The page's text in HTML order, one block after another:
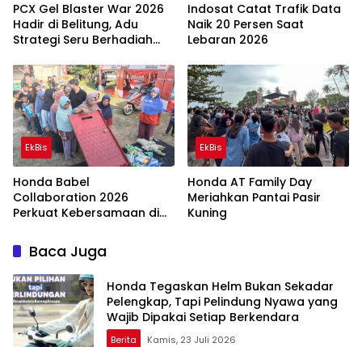
PCX Gel Blaster War 2026
Hadir di Belitung, Adu
Strategi Seru Berhadiah
Indosat Catat Trafik Data
Naik 20 Persen Saat
Lebaran 2026
EkBis
Honda Babel
Collaboration 2026
Perkuat Kebersamaan di
EkBis
Honda AT Family Day
Meriahkan Pantai Pasir
Kuning
Baca Juga
Honda Tegaskan Helm Bukan Sekadar
Pelengkap, Tapi Pelindung Nyawa yang
Wajib Dipakai Setiap Berkendara
Berita Kamis, 23 Juli 2026